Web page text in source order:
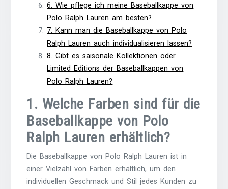
6. Wie pflege ich meine Baseballkappe von
Polo Ralph Lauren am besten?
7. Kann man die Baseballkappe von Polo
Ralph Lauren auch individualisieren lassen?
8. Gibt es saisonale Kollektionen oder
Limited Editions der Baseballkappen von
Polo Ralph Lauren?
1. Welche Farben sind für die
Baseballkappe von Polo
Ralph Lauren erhältlich?
Die Baseballkappe von Polo Ralph Lauren ist in
einer Vielzahl von Farben erhältlich, um den
individuellen Geschmack und Stil jedes Kunden zu